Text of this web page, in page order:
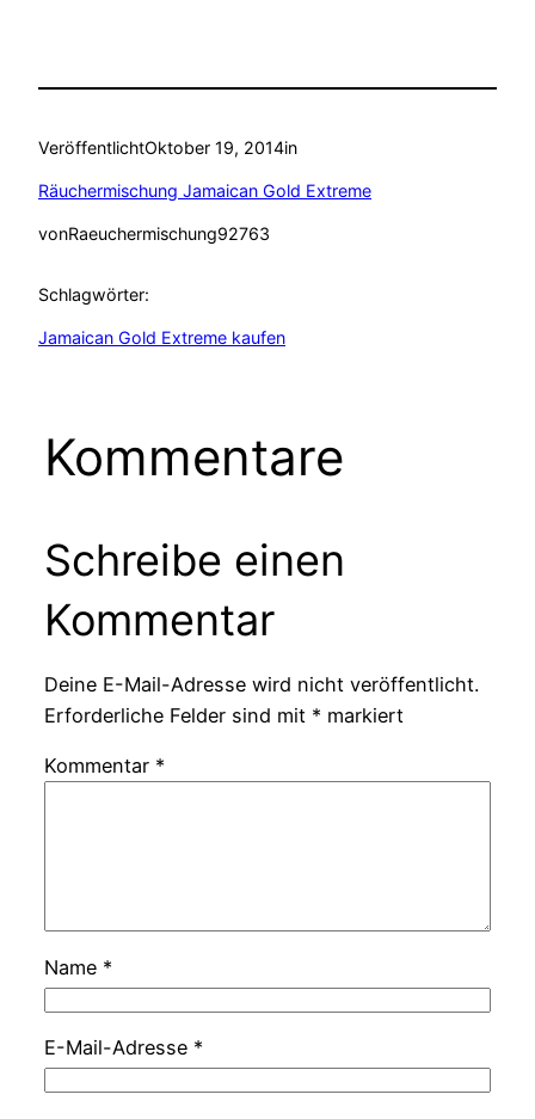
VeröffentlichtOktober 19, 2014in
Räuchermischung Jamaican Gold Extreme
vonRaeuchermischung92763
Schlagwörter:
Jamaican Gold Extreme kaufen
Kommentare
Schreibe einen
Kommentar
Deine E-Mail-Adresse wird nicht veröffentlicht.
Erforderliche Felder sind mit * markiert
Kommentar *
Name *
E-Mail-Adresse *